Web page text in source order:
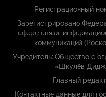
Регистрационный
Зарегистрировано
сфере связи,
коммуникаций
Учредитель: Общество с
«Шкулёв
Главный
Контактные данные для